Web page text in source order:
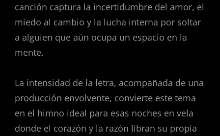
canción captura la incertidumbre del amor, el
miedo al cambio y la lucha interna por soltar
a alguien que aún ocupa un espacio en la
mente.
La intensidad de la letra, acompañada de una
producción envolvente, convierte este tema
en el himno ideal para esas noches en vela
donde el corazón y la razón libran su propia